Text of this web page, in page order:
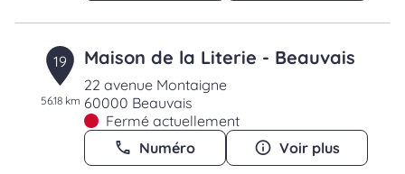
19
56.18 km
Maison de la Literie - Beauvais
22 avenue Montaigne
60000 Beauvais
Fermé actuellement
Numéro
Voir plus